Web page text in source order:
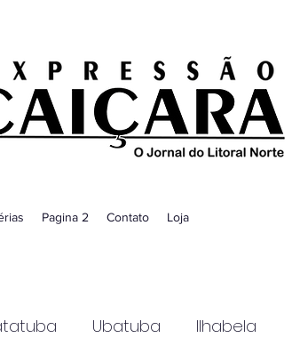
Pagina 2 Contato Loja
Ubatuba Ilhabela